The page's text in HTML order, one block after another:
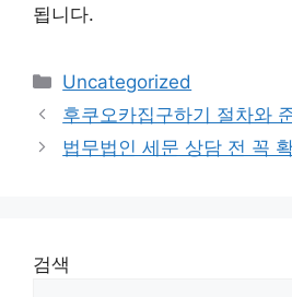
됩니다.
Categories
Uncategorized
후쿠오카집구하기 절차와
법무법인 세문 상담 전 꼭
검색